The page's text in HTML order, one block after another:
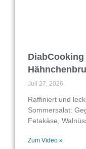
Juli 27, 2026
Raffiniert und
Sommersalat:
Fetakäse,
Zum Video »